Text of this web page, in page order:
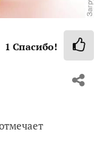
1 Спасибо!